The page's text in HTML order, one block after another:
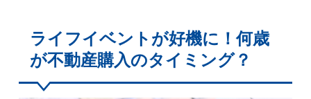
ライフイベントが好機に！何歳
が不動産購入のタイミング？